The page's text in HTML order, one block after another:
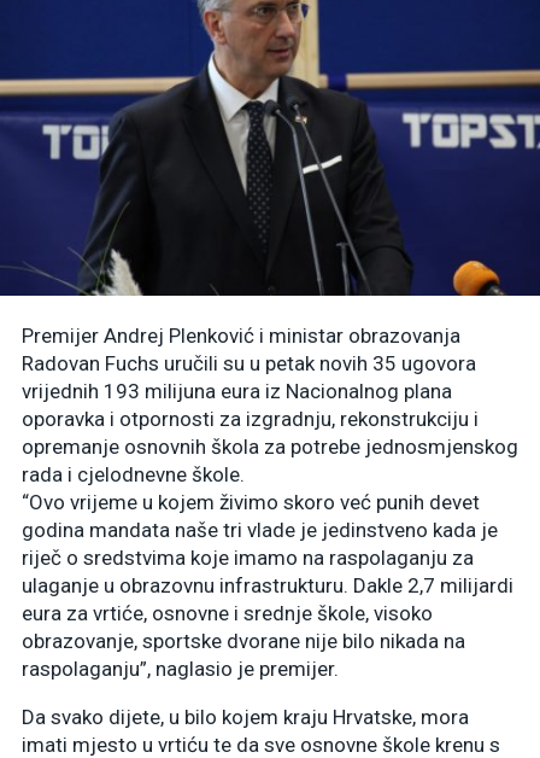
Premijer Andrej Plenković i ministar obrazovanja
Radovan Fuchs uručili su u petak novih 35 ugovora
vrijednih 193 milijuna eura iz Nacionalnog plana
oporavka i otpornosti za izgradnju, rekonstrukciju i
opremanje osnovnih škola za potrebe jednosmjenskog
rada i cjelodnevne škole.
“Ovo vrijeme u kojem živimo skoro već punih devet
godina mandata naše tri vlade je jedinstveno kada je
riječ o sredstvima koje imamo na raspolaganju za
ulaganje u obrazovnu infrastrukturu. Dakle 2,7 milijardi
eura za vrtiće, osnovne i srednje škole, visoko
obrazovanje, sportske dvorane nije bilo nikada na
raspolaganju”, naglasio je premijer.
Da svako dijete, u bilo kojem kraju Hrvatske, mora
imati mjesto u vrtiću te da sve osnovne škole krenu s